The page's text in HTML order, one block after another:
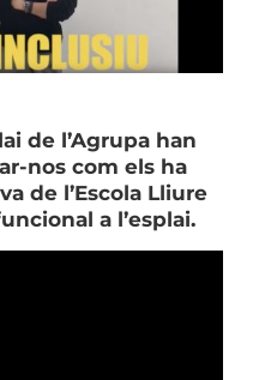
de l’Agrupa han
nos com els ha
de l’Escola Lliure
a l’esplai.